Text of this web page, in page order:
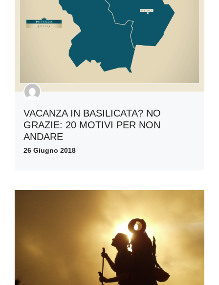
VACANZA IN BASILICATA? NO
GRAZIE: 20 MOTIVI PER NON
ANDARE
26 Giugno 2018